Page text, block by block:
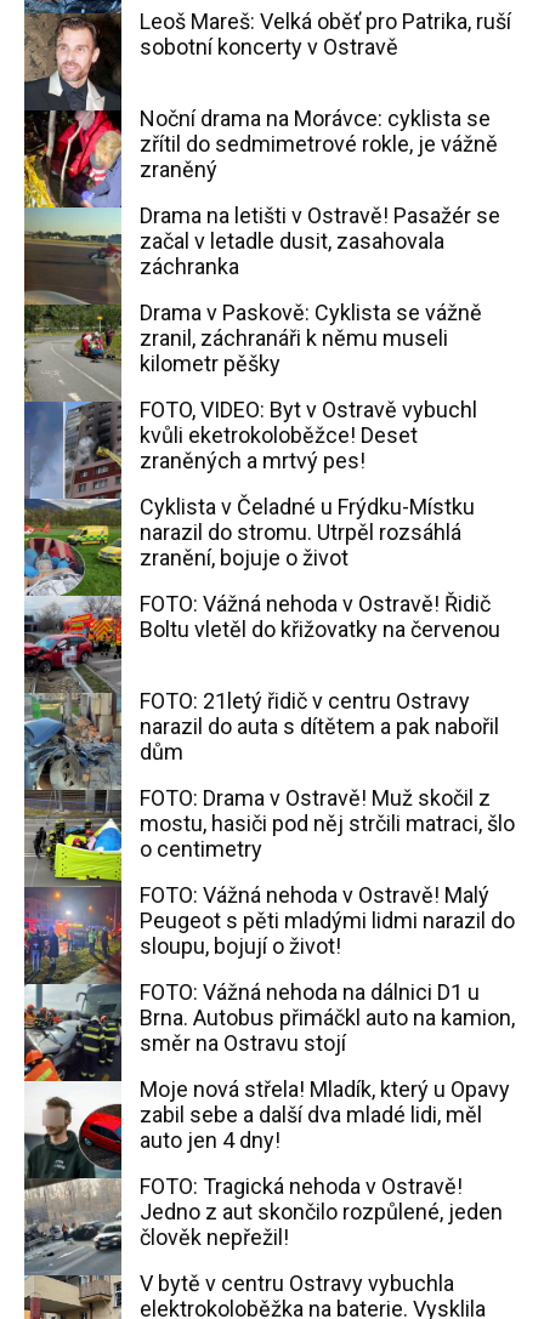
Leoš Mareš: Velká oběť pro Patrika, ruší
sobotní koncerty v Ostravě
Noční drama na Morávce: cyklista se
zřítil do sedmimetrové rokle, je vážně
zraněný
Drama na letišti v Ostravě! Pasažér se
začal v letadle dusit, zasahovala
záchranka
Drama v Paskově: Cyklista se vážně
zranil, záchranáři k němu museli
kilometr pěšky
FOTO, VIDEO: Byt v Ostravě vybuchl
kvůli eketrokoloběžce! Deset
zraněných a mrtvý pes!
Cyklista v Čeladné u Frýdku-Místku
narazil do stromu. Utrpěl rozsáhlá
zranění, bojuje o život
FOTO: Vážná nehoda v Ostravě! Řidič
Boltu vletěl do křižovatky na červenou
FOTO: 21letý řidič v centru Ostravy
narazil do auta s dítětem a pak nabořil
dům
FOTO: Drama v Ostravě! Muž skočil z
mostu, hasiči pod něj strčili matraci, šlo
o centimetry
FOTO: Vážná nehoda v Ostravě! Malý
Peugeot s pěti mladými lidmi narazil do
sloupu, bojují o život!
FOTO: Vážná nehoda na dálnici D1 u
Brna. Autobus přimáčkl auto na kamion,
směr na Ostravu stojí
Moje nová střela! Mladík, který u Opavy
zabil sebe a další dva mladé lidi, měl
auto jen 4 dny!
FOTO: Tragická nehoda v Ostravě!
Jedno z aut skončilo rozpůlené, jeden
člověk nepřežil!
V bytě v centru Ostravy vybuchla
elektrokoloběžka na baterie. Vysklila